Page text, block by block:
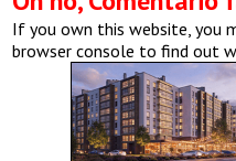
If you own this website, you
browser console to find out